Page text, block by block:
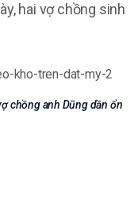
hai vợ chồng sinh
chồng anh Dũng dần ổn